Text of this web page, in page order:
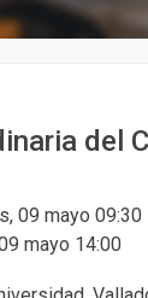
del
09 mayo 09:30
mayo 14:00